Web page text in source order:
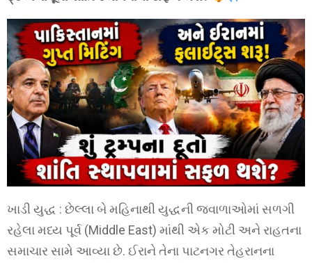
ખાડી યુદ્ધ : છેલ્લા બે મહિનાથી યુદ્ધની જ્વાળાઓમાં સળગી
રહેલા મધ્ય પૂર્વ (Middle East) માંથી એક મોટી અને રાહતના
સમાચાર સામે આવ્યા છે. ઈરાને તેના પાટનગર તેહરાનના